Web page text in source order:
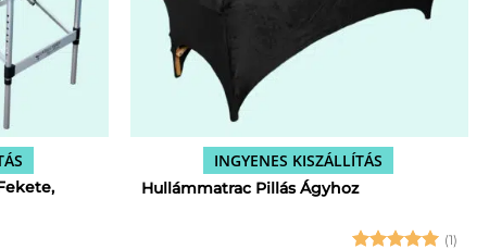
INGYENES KISZÁLLÍTÁS
Hullámmatrac Pillás Ágyhoz
(1)